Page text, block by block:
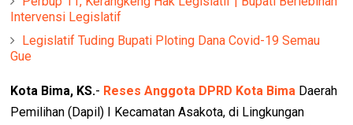
Intervensi Legislatif
Legislatif Tuding Bupati Ploting Dana Covid-19 Semau
Gue
Kota Bima, KS.- Reses Anggota DPRD Kota Bima Daerah
Pemilihan (Dapil) I Kecamatan Asakota, di Lingkungan